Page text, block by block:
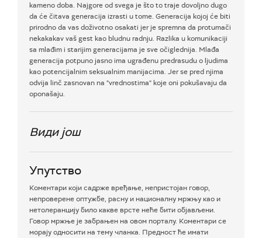
kameno doba. Najgore od svega je što to traje dovoljno dugo
da će čitava generacija izrasti u tome. Generacija kojoj će biti
prirodno da vas doživotno osakati jer je spremna da protumači
nekakakav vaš gest kao bludnu radnju. Razlika u komunikaciji
sa mlađim i starijim generacijama je sve očiglednija. Mlađa
generacija potpuno jasno ima ugrađenu predrasudu o ljudima
kao potencijalnim seksualnim manijacima. Jer se pred njima
odvija linč zasnovan na "vrednostima" koje oni pokušavaju da
oponašaju.
Види још
Упутство
Коментари који садрже вређање, непристојан говор,
непроверене оптужбе, расну и националну мржњу као и
нетолеранцију било какве врсте неће бити објављени.
Говор мржње је забрањен на овом порталу. Коментари се
морају односити на тему чланка. Предност ће имати